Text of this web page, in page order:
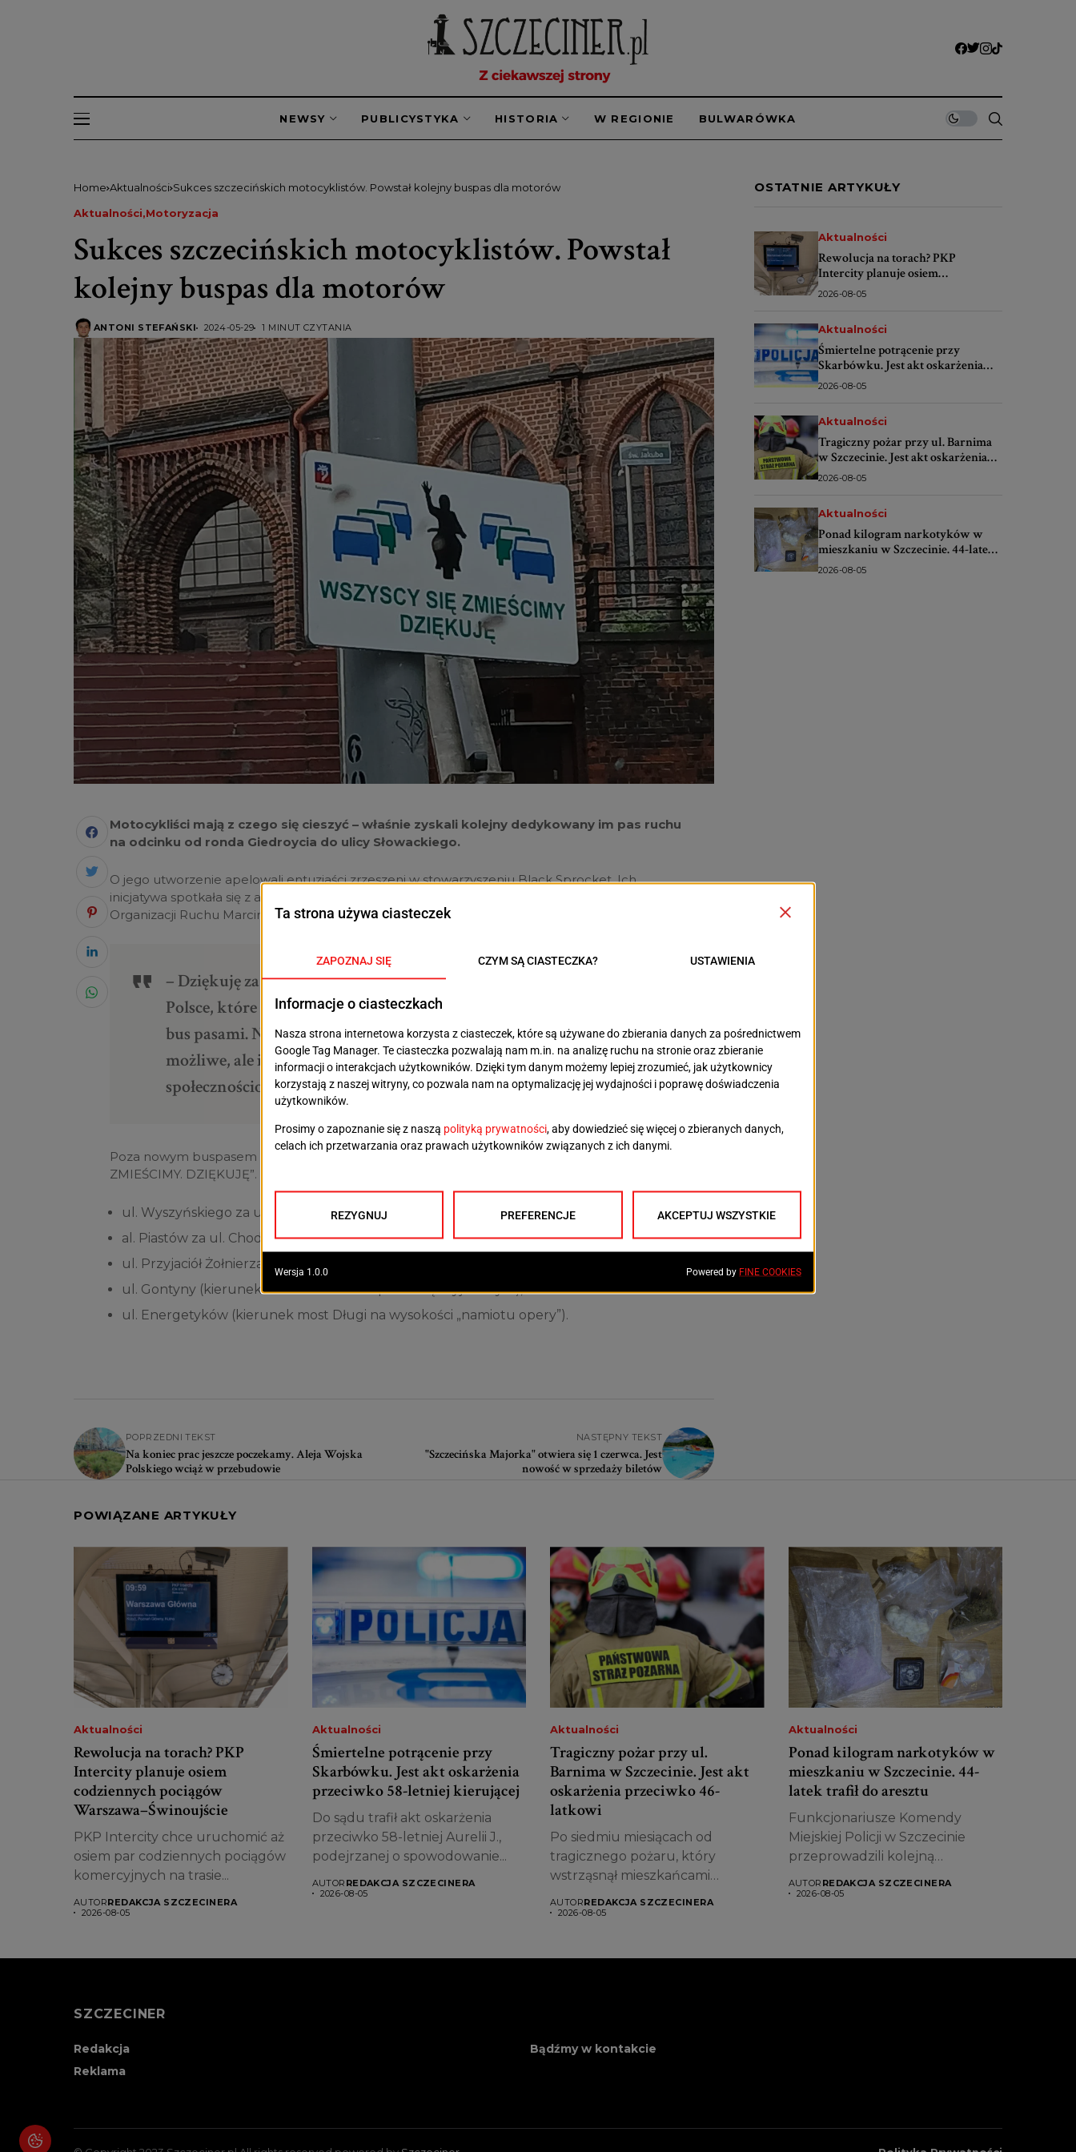
NEWSY PUBLICYSTYKA HISTORIA W REGIONIE BULWARÓWKA
Home Aktualności Sukces szczecińskich motocyklistów. Powstał kolejny buspas dla motorów
Aktualności Motoryzacja
Sukces szczecińskich motocyklistów. Powstał
kolejny buspas dla motorów
ANTONI STEFAŃSKI 2024-05-29 1 MINUT CZYTANIA
Motocykliści mają z czego się cieszyć – właśnie zyskali kolejny dedykowany im pas ruchu
na odcinku od ronda Giedroycia do ulicy Słowackiego.
O jego utworzenie apelowali entuzjaści zrzeszeni w stowarzyszeniu Black Sprocket. Ich
inicjatywa spotkała się z aprobatą ze strony prezydenta Piotra Krzystka i kierownika Referatu ds.
Organizacji Ruchu Marcina Charęzy.
– Dziękuję za Państwa inicjatywę. Szczecin to pierwsze miasto w
Polsce, które udostępniło motocyklistom możliwość poruszania się
bus pasami. Niestety ze względów technicznych nie wszędzie jest to
możliwe, ale idziemy do przodu – napisał Piotr Krzystek w mediach
społecznościowych.
Poza nowym buspasem zamontowano też pięć kolejnych tablic z napisem „WSZYSCY SIĘ
ZMIEŚCIMY. DZIĘKUJĘ”. Będzie można je zobaczyć w następujących miejscach:
ul. Wyszyńskiego za ul. Sołtysią (kierunek pl. Brama Portowa),
al. Piastów za ul. Chodkiewicza (kierunek pl. Kościuszki),
ul. Przyjaciół Żołnierza za ul. Pasterską (kierunek ul. Komuny Paryskiej, ul. Wilcza),
ul. Gontyny (kierunek ul. Emilii Plater w pasie międzyjezdnym),
ul. Energetyków (kierunek most Długi na wysokości „namiotu opery”).
POPRZEDNI TEKST
Na koniec prac jeszcze poczekamy. Aleja Wojska
Polskiego wciąż w przebudowie
NASTĘPNY TEKST
"Szczecińska Majorka" otwiera się 1 czerwca. Jest
nowość w sprzedaży biletów
OSTATNIE ARTYKUŁY
Aktualności
Rewolucja na torach? PKP
Intercity planuje osiem
codziennych pociągów Warszawa–
2026-08-05
Aktualności
Śmiertelne potrącenie przy
Skarbówku. Jest akt oskarżenia
przeciwko 58-letniej kierującej
2026-08-05
Aktualności
Tragiczny pożar przy ul. Barnima
w Szczecinie. Jest akt oskarżenia
przeciwko 46-latkowi
2026-08-05
Aktualności
Ponad kilogram narkotyków w
mieszkaniu w Szczecinie. 44-latek
trafił do aresztu
2026-08-05
POWIĄZANE ARTYKUŁY
Aktualności
Rewolucja na torach? PKP
Intercity planuje osiem
codziennych pociągów
Warszawa–Świnoujście
PKP Intercity chce uruchomić aż
osiem par codziennych pociągów
komercyjnych na trasie...
AUTORREDAKCJA SZCZECINERA
2026-08-05
Aktualności
Śmiertelne potrącenie przy
Skarbówku. Jest akt oskarżenia
przeciwko 58-letniej kierującej
Do sądu trafił akt oskarżenia
przeciwko 58-letniej Aurelii J.,
podejrzanej o spowodowanie...
AUTOR REDAKCJA SZCZECINERA
2026-08-05
Aktualności
Tragiczny pożar przy ul.
Barnima w Szczecinie. Jest akt
oskarżenia przeciwko 46-
latkowi
Po siedmiu miesiącach od
tragicznego pożaru, który
wstrząsnął mieszkańcami
AUTORREDAKCJA SZCZECINERA
2026-08-05
Aktualności
Ponad kilogram narkotyków w
mieszkaniu w Szczecinie. 44-
latek trafił do aresztu
Funkcjonariusze Komendy
Miejskiej Policji w Szczecinie
przeprowadzili kolejną
AUTOR REDAKCJA SZCZECINERA
2026-08-05
SZCZECINER
Redakcja
Bądźmy w kontakcie
Reklama